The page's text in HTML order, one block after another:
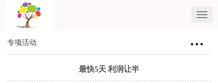
专项活动
最快5天 利润让半